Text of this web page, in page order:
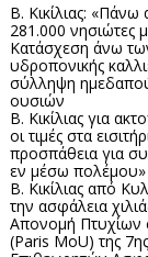
Β. Κικίλιας:
281.000
Κατάσχεση άνω
υδροπονικής
σύλληψη
ουσιών
Β. Κικίλιας για
οι τιμές στα
προσπάθεια για
εν μέσω πολέμου»
Β. Κικίλιας από
την ασφάλεια
Απονομή Πτυχίων
(Paris MoU) της